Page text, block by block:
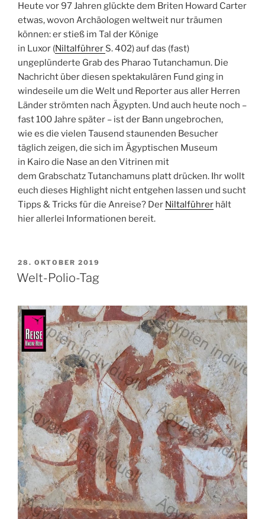
Heute vor 97 Jahren glückte dem Briten Howard Carter
etwas, wovon Archäologen weltweit nur träumen
können: er stieß im Tal der Könige
in Luxor (Niltalführer S. 402) auf das (fast)
ungeplünderte Grab des PharaoTutanchamun. Die
Nachricht über diesen spektakulären Fund ging in
windeseile um die Welt und Reporter aus aller Herren
Länder strömten nach Ägypten. Und auch heute noch –
fast 100 Jahre später – ist der Bann ungebrochen,
wie es die vielen Tausend staunenden Besucher
täglich zeigen, die sich im Ägyptischen Museum
in Kairodie Nase an den Vitrinen mit
dem GrabschatzTutanchamuns platt drücken. Ihr wollt
euch dieses Highlight nicht entgehen lassen und sucht
Tipps & Tricks für die Anreise? Der Niltalführer hält
hier allerlei Informationen bereit.
VERÖFFENTLICHT
AM
28. OKTOBER 2019
Welt-Polio-Tag